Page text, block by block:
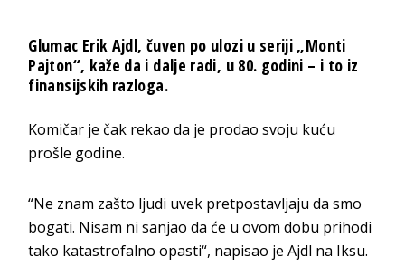
Glumac Erik Ajdl, čuven po ulozi u seriji „Monti
Pajton“, kaže da i dalje radi, u 80. godini – i to iz
finansijskih razloga.
Komičar je čak rekao da je prodao svoju kuću
prošle godine.
“Ne znam zašto ljudi uvek pretpostavljaju da smo
bogati. Nisam ni sanjao da će u ovom dobu prihodi
tako katastrofalno opasti“, napisao je Ajdl na Iksu.